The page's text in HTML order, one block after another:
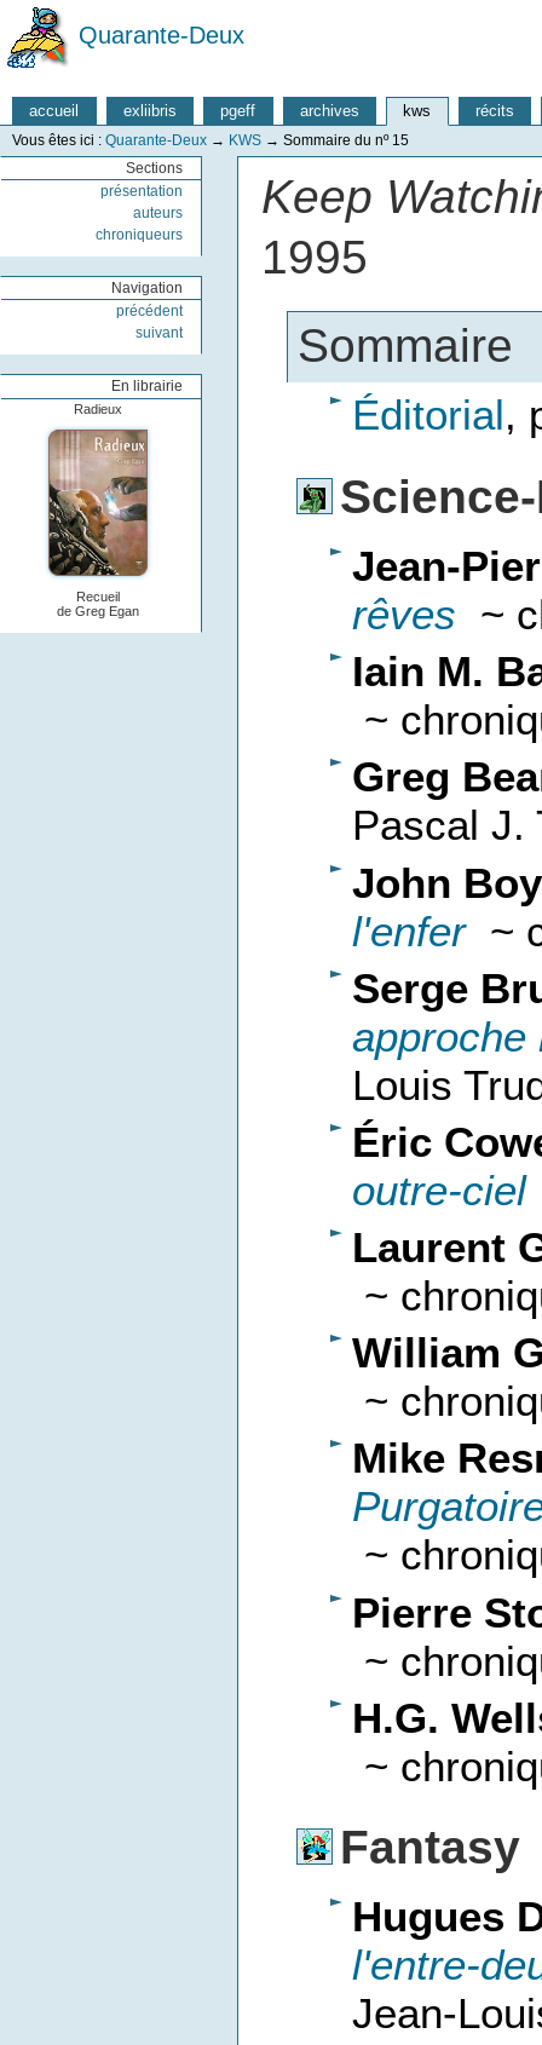
Quarante-Deux
accueil exliibris pgeff archives kws récits
Vous êtes ici : Quarante-Deux → KWS → Sommaire du nº 15
Sections
présentation
auteurs
chroniqueurs
Navigation
précédent
suivant
En librairie
Radieux
Recueil
de Greg Egan
Keep
1995
Sommaire
Éditorial,
Jean-
rêves ~
Iain M.
~
Greg
Pascal J.
John
l'enfer~
Serge
approche
Louis
Éric
outre-ciel
Laurent
~
William
~
Mike
~
Pierre
~
H.G.
~
Fantasy
Hugues
l'entre-
Jean-